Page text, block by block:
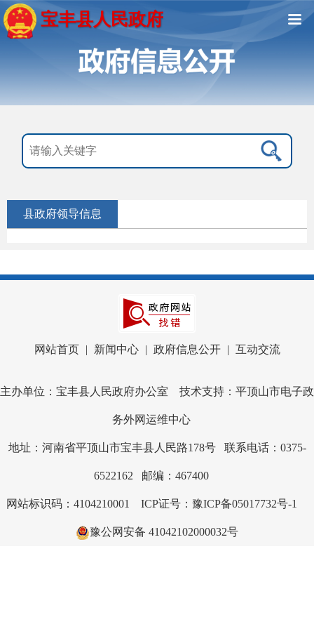
宝丰县人民政府
县政府领导信息
网站首页 | 新闻中心 | 政府信息公开 | 互动交流
主办单位：宝丰县人民政府办公室 技术支持：平顶山市电子政
务外网运维中心
地址：河南省平顶山市宝丰县人民路178号 联系电话：0375-
6522162 邮编：467400
网站标识码：4104210001 ICP证号：豫ICP备05017732号-1
豫公网安备 41042102000032号